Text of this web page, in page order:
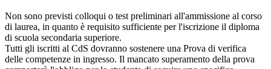
Non sono previsti colloqui o test preliminari all'ammissione al corso
di laurea, in quanto è requisito sufficiente per l'iscrizione il diploma
di scuola secondaria superiore.
Tutti gli iscritti al CdS dovranno sostenere una Prova di verifica
delle competenze in ingresso. Il mancato superamento della prova